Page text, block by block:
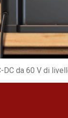
DC da 60 V di